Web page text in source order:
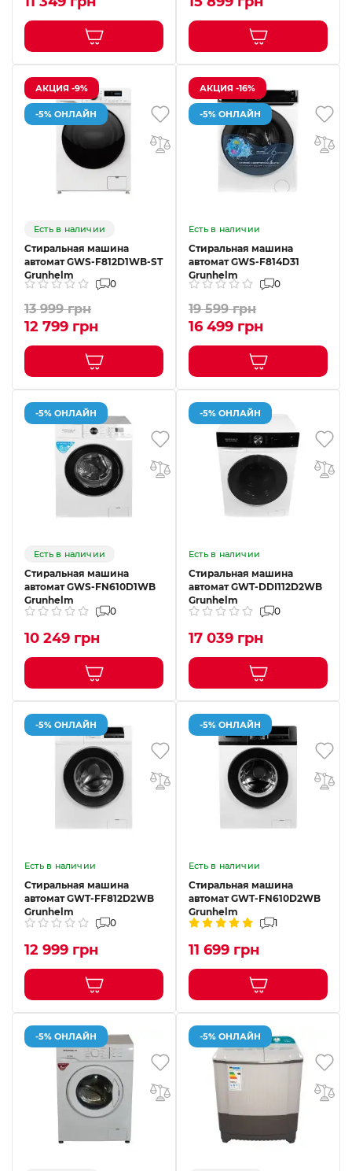
АКЦИЯ -9%
-5% ОНЛАЙН
Есть в наличии
Стиральная машина
автомат GWS-F812D1WB-ST
Grunhelm
0
13 999 грн
12 799 грн
АКЦИЯ -16%
-5% ОНЛАЙН
Есть в наличии
Стиральная машина
автомат GWS-F814D31
Grunhelm
0
19 599 грн
16 499 грн
-5% ОНЛАЙН
Есть в наличии
Стиральная машина
автомат GWS-FN610D1WB
Grunhelm
0
10 249 грн
-5% ОНЛАЙН
Есть в наличии
Стиральная машина
автомат GWT-DDI112D2WB
Grunhelm
0
17 039 грн
-5% ОНЛАЙН
Есть в наличии
Стиральная машина
автомат GWT-FF812D2WB
Grunhelm
0
12 999 грн
-5% ОНЛАЙН
Есть в наличии
Стиральная машина
автомат GWT-FN610D2WB
Grunhelm
1
11 699 грн
-5% ОНЛАЙН -5% ОНЛАЙН